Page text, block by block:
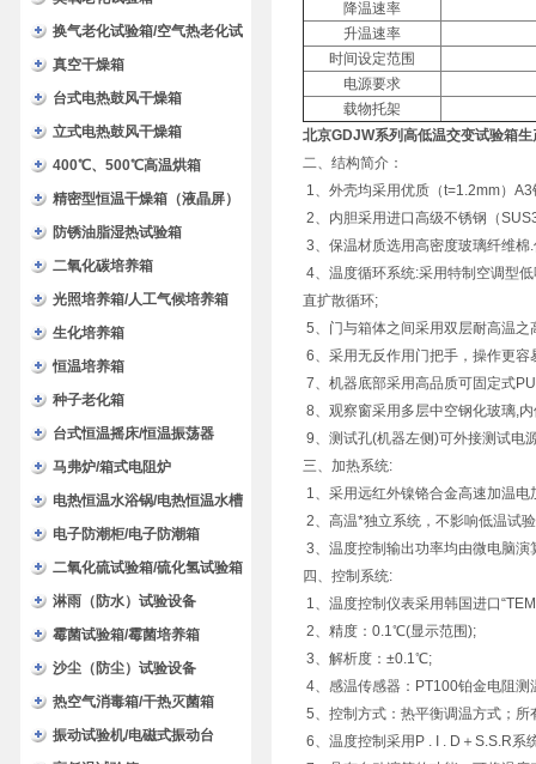
换气老化试验箱/空气热老化试
验箱
真空干燥箱
台式电热鼓风干燥箱
立式电热鼓风干燥箱
400℃、500℃高温烘箱
精密型恒温干燥箱（液晶屏）
防锈油脂湿热试验箱
二氧化碳培养箱
光照培养箱/人工气候培养箱
生化培养箱
恒温培养箱
种子老化箱
台式恒温摇床/恒温振荡器
马弗炉/箱式电阻炉
电热恒温水浴锅/电热恒温水槽
电子防潮柜/电子防潮箱
二氧化硫试验箱/硫化氢试验箱
淋雨（防水）试验设备
霉菌试验箱/霉菌培养箱
沙尘（防尘）试验设备
热空气消毒箱/干热灭菌箱
振动试验机/电磁式振动台
降温速率
升温速率
时间设定范围
电源要求
载物托架
北京GDJW系列高低温交变试验箱
二、结构简介：
1、外壳均采用优质（t=1.2mm）
2、内胆采用进口高级不锈钢（
3、保温材质选用高密度玻璃纤维棉
4、温度循环系统:采用特制空调型
直扩散循环;
5、门与箱体之间采用双层耐高温
6、采用无反作用门把手，操作更容
7、机器底部采用高品质可固定式
8、观察窗采用多层中空钢化玻璃,
9、测试孔(机器左侧)可外接测试电
三、加热系统:
1、采用远红外镍铬合金高速加温电
2、高温*独立系统，不影响低温试
3、温度控制输出功率均由微电脑
四、控制系统:
1、温度控制仪表采用韩国进口
2、精度：0.1℃(显示范围);
3、解析度：±0.1℃;
4、感温传感器：PT100铂金电阻测
5、控制方式：热平衡调温方式；
6、温度控制采用P . I . D＋S.S.R